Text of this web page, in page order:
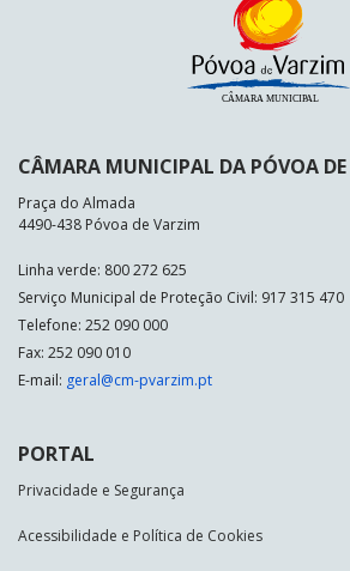
CÂMARA MUNICIPAL DA PÓVOA
Praça do Almada
4490-438 Póvoa de Varzim
Linha verde: 800 272 625
Serviço Municipal de Proteção Civil: 917 315 470
Telefone: 252 090 000
Fax: 252 090 010
E-mail: geral@cm-pvarzim.pt
PORTAL
Privacidade e Segurança
Acessibilidade e Política de Cookies